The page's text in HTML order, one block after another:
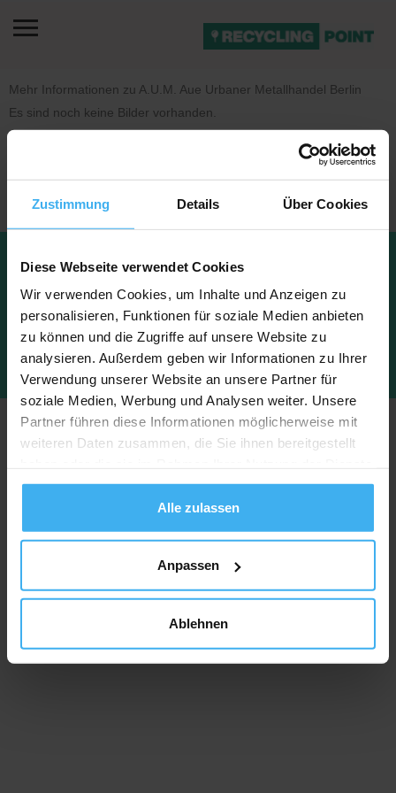
Zustimmung Details Über Cookies
Diese Webseite verwendet Cookies
Wir verwenden Cookies, um Inhalte und Anzeigen zu
personalisieren, Funktionen für soziale Medien anbieten
zu können und die Zugriffe auf unsere Website zu
analysieren. Außerdem geben wir Informationen zu Ihrer
Verwendung unserer Website an unsere Partner für
soziale Medien, Werbung und Analysen weiter. Unsere
Partner führen diese Informationen möglicherweise mit
weiteren Daten zusammen, die Sie ihnen bereitgestellt
gesammelt haben.
Alle zulassen
Anpassen
Ablehnen
Mehr Informationen zu A.U.M. Aue Urbaner Metallhandel Berlin
Es sind noch keine Bilder vorhanden.
Datenschu
Impressu
Copyright © 2023 Recyclingpoint